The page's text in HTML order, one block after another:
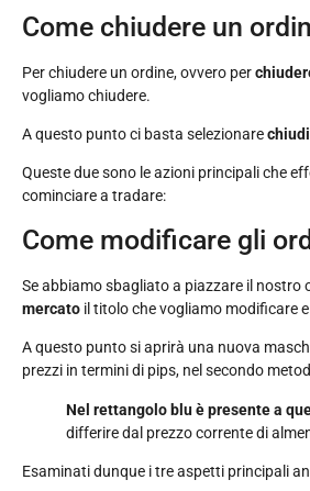
Come chiudere un
Per chiudere un ordine, ovvero per
vogliamo chiudere.
A questo punto ci basta selezionare
Queste due sono le azioni principali che
cominciare a tradare:
Come modificare gli
Se abbiamo sbagliato a piazzare il
mercato il titolo che vogliamo modificare
A questo punto si aprirà una nuova
prezzi in termini di pips, nel secondo
Nel rettangolo blu è presente a
differire dal prezzo corrente di
Esaminati dunque i tre aspetti principali